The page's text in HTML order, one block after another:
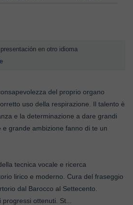
en otro idioma
del proprio organo
uso della respirazione. Il talento è
e la determinazione a dare grandi
e grande ambizione fanno di te un
tecnica vocale e ricerca
lirico e moderno. Cura del fraseggio
dal Barocco al Settecento.
progressi ottenuti. St